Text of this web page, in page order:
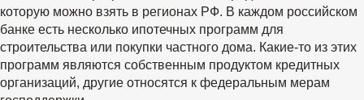
которую можно взять в регионах РФ. В каждом российском
банке есть несколько ипотечных программ для
строительства или покупки частного дома. Какие-то из этих
программ являются собственным продуктом кредитных
организаций, другие относятся к федеральным мерам